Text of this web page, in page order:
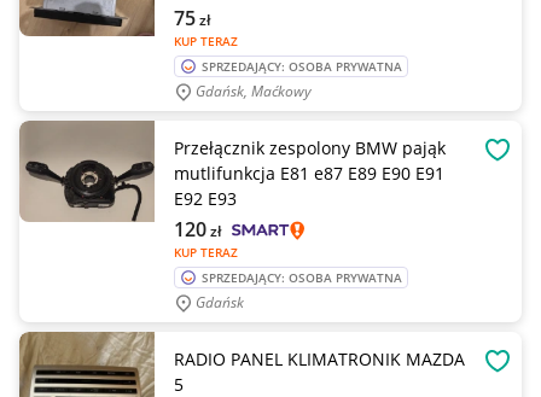
KUP TERAZ
75zł
SPRZEDAJĄCY: OSOBA PRYWATNA
Gdańsk, Maćkowy
Przełącznik zespolony BMW pająk
mutlifunkcja E81 e87 E89 E90 E91
E92 E93
KUP TERAZ
120zł
SPRZEDAJĄCY: OSOBA PRYWATNA
Gdańsk
RADIO PANEL KLIMATRONIK MAZDA
5